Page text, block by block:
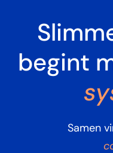
begint
Samen